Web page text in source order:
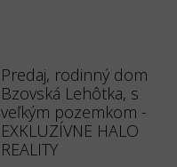
Predaj, rodinný dom
Bzovská Lehôtka, s
veľkým pozemkom -
EXKLUZÍVNE HALO
REALITY